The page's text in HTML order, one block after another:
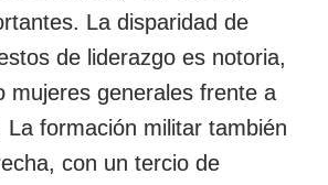
La disparidad de
de liderazgo es notoria,
mujeres generales frente a
La formación militar también
con un tercio de